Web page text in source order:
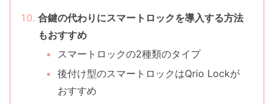
合鍵の代わりにスマートロックを導入する方法
もおすすめ
スマートロックの2種類のタイプ
後付け型のスマートロックはQrio Lockが
おすすめ